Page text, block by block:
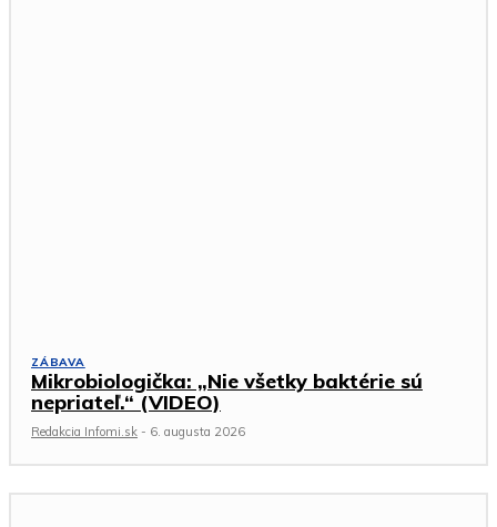
ZÁBAVA
Mikrobiologička: „Nie všetky baktérie sú
nepriateľ.“ (VIDEO)
Redakcia Infomi.sk - 6. augusta 2026